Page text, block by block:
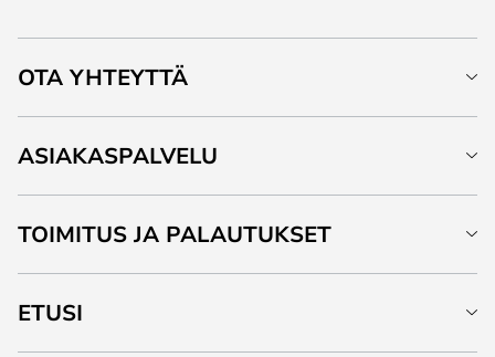
OTA YHTEYTTÄ
ASIAKASPALVELU
TOIMITUS JA PALAUTUKSET
ETUSI